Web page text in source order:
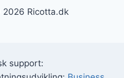
Ricotta.dk
support: